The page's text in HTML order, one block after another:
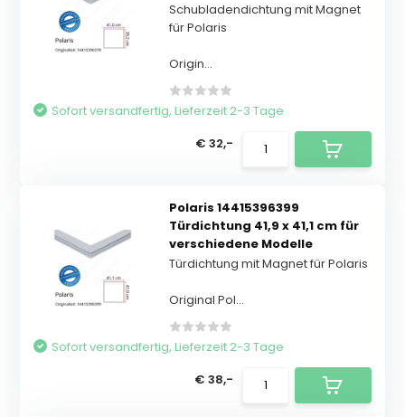
Schubladendichtung mit Magnet
für Polaris
Origin...
Sofort versandfertig, Lieferzeit 2-3 Tage
€ 32,-
Polaris 14415396399
Türdichtung 41,9 x 41,1 cm für
verschiedene Modelle
Türdichtung mit Magnet für Polaris
Original Pol...
Sofort versandfertig, Lieferzeit 2-3 Tage
€ 38,-